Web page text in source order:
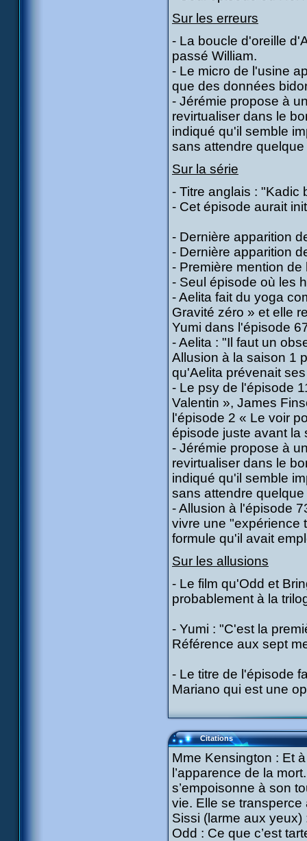
Sur les erreurs
- La boucle d'oreille
passé William.
- Le micro de l'usine
que des données
- Jérémie propose à
revirtualiser dans le
indiqué qu'il semble
sans attendre quelque
Sur la série
- Titre anglais : "Kadic
- Cet épisode aurait
- Dernière apparition
- Dernière apparition
- Première mention
- Seul épisode où les
- Aelita fait du yoga
Gravité zéro » et elle
Yumi dans l'épisode
- Aelita : "Il faut un
Allusion à la saison 1
qu'Aelita prévenait
- Le psy de l'épisode
Valentin », James
l'épisode 2 « Le voir
épisode juste avant la
- Jérémie propose à
revirtualiser dans le
indiqué qu'il semble
sans attendre quelque
- Allusion à l'épisode
vivre une "expérience
formule qu'il avait
Sur les allusions
- Le film qu'Odd et
probablement à la
- Yumi : "C'est la
Référence aux sept
- Le titre de l'épisode
Mariano qui est une
Citations
Mme Kensington : Et
l’apparence de la
s’empoisonne à son
vie. Elle se
Sissi (larme aux yeux)
Odd : Ce que c’est